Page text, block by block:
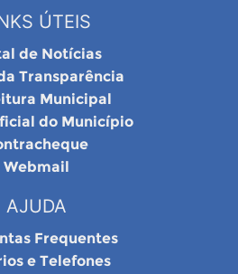
ÚTEIS
de Notícias
Transparência
Municipal
do Município
Webmail
AJUDA
Frequentes
e Telefones